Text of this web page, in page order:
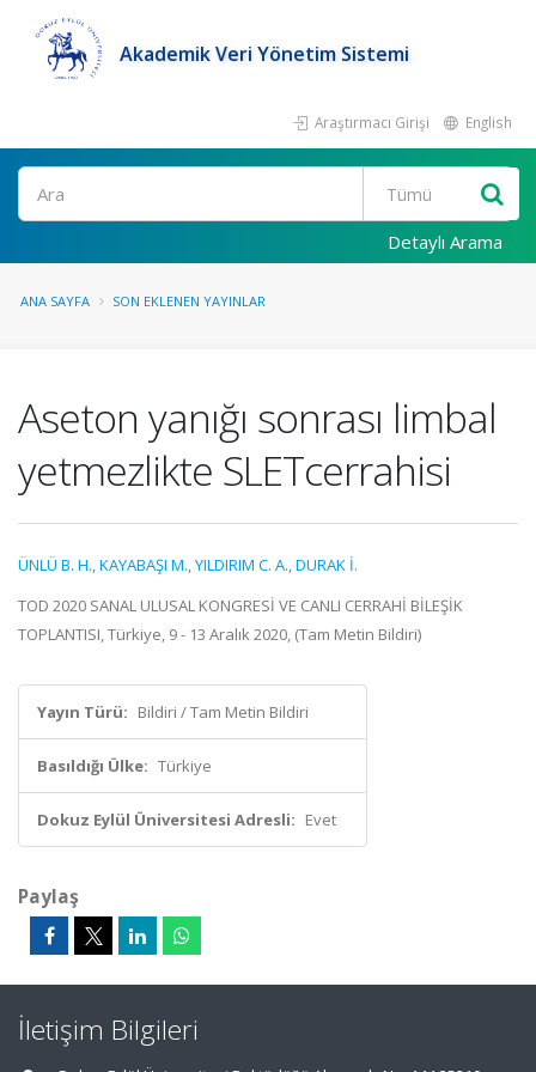
Akademik Veri Yönetim Sistemi
Araştırmacı Girişi English
Ara
Detaylı Arama
ANA SAYFA SON EKLENEN YAYINLAR
Aseton yanığı sonrası limbal
yetmezlikte SLETcerrahisi
ÜNLÜ B. H.,KAYABAŞI M.,YILDIRIM C. A.,DURAK İ.
TOD 2020 SANAL ULUSAL KONGRESİ VE CANLI CERRAHİ BİLEŞİK
TOPLANTISI, Türkiye, 9 - 13 Aralık 2020, (Tam Metin Bildiri)
Yayın Türü: Bildiri / Tam Metin Bildiri
Basıldığı Ülke: Türkiye
Dokuz Eylül Üniversitesi Adresli: Evet
Paylaş
İletişim Bilgileri